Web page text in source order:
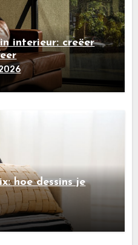
interieur: creëer
hoe dessins je